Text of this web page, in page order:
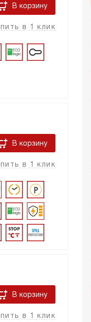
В корзину
в 1 клик
В корзину
в 1 клик
В корзину
в 1 клик